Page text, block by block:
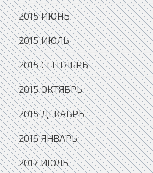
2015 ИЮНЬ
2015 ИЮЛЬ
2015 СЕНТЯБРЬ
2015 ОКТЯБРЬ
2015 ДЕКАБРЬ
2016 ЯНВАРЬ
2017 ИЮЛЬ